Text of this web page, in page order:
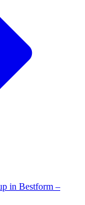
in Bestform –